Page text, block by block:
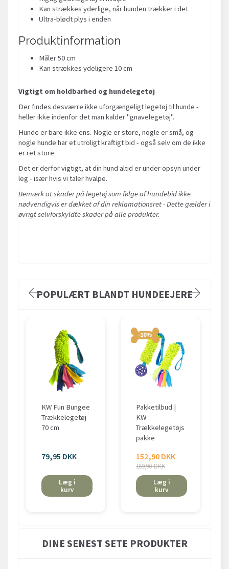
Kan strækkes yderlige, når hunden trækker i det
Ultra-blødt plys i enden
Produktinformation
Måler 50 cm
Kan strækkes ydeligere 10 cm
Vigtigt om holdbarhed og hundelegetøj
Der findes desværre ikke uforgængeligt legetøj til hunde -
heller ikke indenfor det man kalder "gnavelegetøj".
Hunde er bare ikke ens. Nogle er store, nogle er små, og
nogle hunde har et utroligt kraftigt bid - også selv om de ikke
er ret store.
Det er derfor vigtigt, at din hund altid er under opsyn under
leg - især hvis vi taler hvalpe.
Bemærk at skader på legetøj som følge af hundebid ikke
nødvendigvis er dækket af din reklamationsret - Dette gælder i
øvrigt selvforskyldte skader på alle produkter.
POPULÆRT BLANDT HUNDEEJERE
KW Fun Bungee
Trækkelegetøj
70 cm
79,95 DKK
Læg i
kurv
-10%
Pakketilbud |
KW
Trækkelegetøjs
pakke
152,90 DKK
169,90 DKK
Læg i
kurv
DINE SENEST SETE PRODUKTER